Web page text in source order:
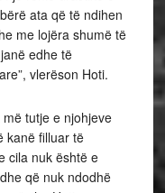
ata që të ndihen
me lojëra shumë të
edhe të
vlerëson Hoti.
tutje e njohjeve
kanë filluar të
cila nuk është e
që nuk ndodhë